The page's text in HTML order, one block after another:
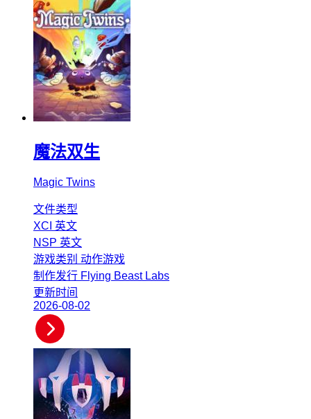
魔法双生
Magic Twins
文件类型
XCI 英文
NSP 英文
游戏类别 动作游戏
制作发行 Flying Beast Labs
更新时间
2026-08-02